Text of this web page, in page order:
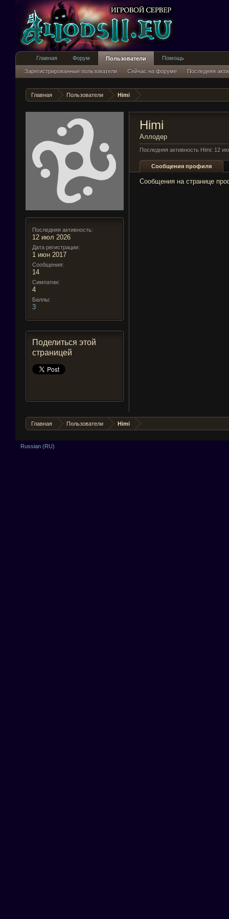
Главная Пользователи Himi
Последняя активность:
12 июл 2026
Дата регистрации:
1 июн 2017
Сообщения:
14
Симпатии:
4
Баллы:
3
Поделиться этой
страницей
Himi
Аллодер
Последняя активность Himi: 12
Сообщения профиля
Сообщения на странице
Главная Пользователи Himi
Главная Форум Пользователи
Зарегистрированные пользователи Сейчас на форуме Последняя
Помощь
Russian (RU)